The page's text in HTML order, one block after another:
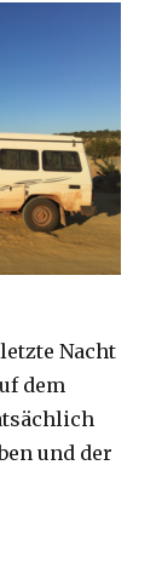
Nacht
dem
und der